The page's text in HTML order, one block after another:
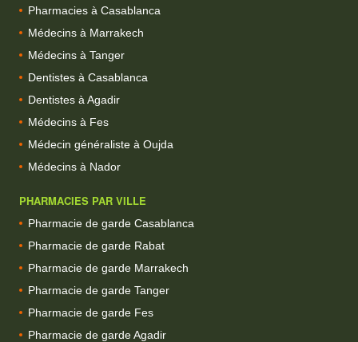
Pharmacies à Casablanca
Médecins à Marrakech
Médecins à Tanger
Dentistes à Casablanca
Dentistes à Agadir
Médecins à Fes
Médecin généraliste à Oujda
Médecins à Nador
PHARMACIES PAR VILLE
Pharmacie de garde Casablanca
Pharmacie de garde Rabat
Pharmacie de garde Marrakech
Pharmacie de garde Tanger
Pharmacie de garde Fes
Pharmacie de garde Agadir